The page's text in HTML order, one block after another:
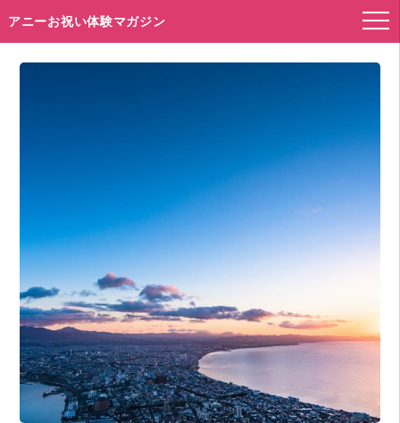
アニーお祝い体験マガジン